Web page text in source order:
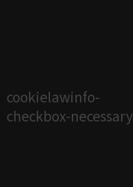
cookielawinfo-
checkbox-necessary